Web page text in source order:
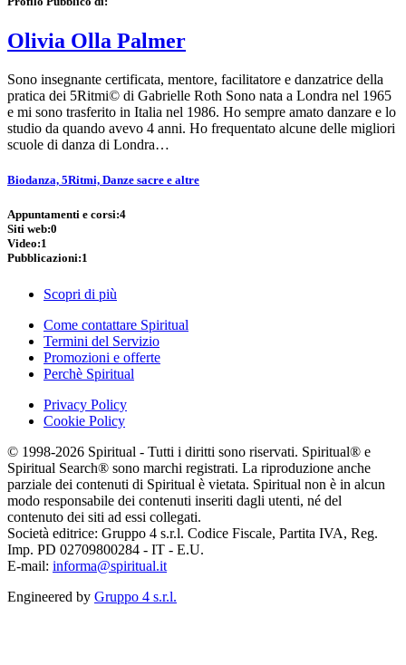
Olivia Olla Palmer
Sono insegnante certificata, mentore, facilitatore e danzatrice della
pratica dei 5Ritmi© di Gabrielle Roth Sono nata a Londra nel 1965
e mi sono trasferito in Italia nel 1986. Ho sempre amato danzare e lo
studio da quando avevo 4 anni. Ho frequentato alcune delle migliori
scuole di danza di Londra…
Biodanza, 5Ritmi, Danze sacre e altre
Appuntamenti e corsi:4
Siti web:0
Video:1
Pubblicazioni:1
Scopri di più
Come contattare Spiritual
Termini del Servizio
Promozioni e offerte
Perchè Spiritual
Privacy Policy
Cookie Policy
© 1998-2026 Spiritual - Tutti i diritti sono riservati. Spiritual® e
Spiritual Search® sono marchi registrati. La riproduzione anche
parziale dei contenuti di Spiritual è vietata. Spiritual non è in alcun
modo responsabile dei contenuti inseriti dagli utenti, né del
contenuto dei siti ad essi collegati.
Società editrice: Gruppo 4 s.r.l. Codice Fiscale, Partita IVA, Reg.
Imp. PD 02709800284 - IT - E.U.
E-mail: informa@spiritual.it
Engineered by Gruppo 4 s.r.l.